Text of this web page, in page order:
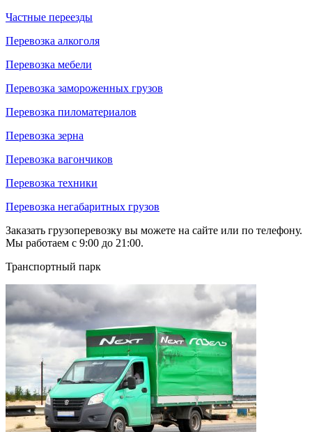
Частные переезды
Перевозка алкоголя
Перевозка мебели
Перевозка замороженных грузов
Перевозка пиломатериалов
Перевозка зерна
Перевозка вагончиков
Перевозка техники
Перевозка негабаритных грузов
Заказать грузоперевозку вы можете на сайте или по телефону.
Мы работаем с 9:00 до 21:00.
Транспортный парк